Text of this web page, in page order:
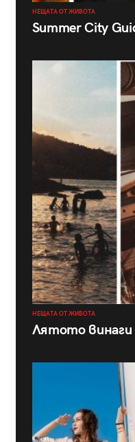
НЕЩАТА ОТ ЖИВОТА
Summer City
НЕЩАТА ОТ ЖИВОТА
Лятото винаги